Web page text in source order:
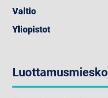
Valtio
Yliopistot